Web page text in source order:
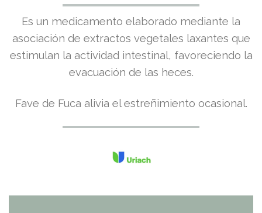
El
precio
original
era:
9,91€.
El
precio
actual
es:
8,08€.
Es un medicamento elaborado mediante la
asociación de extractos vegetales laxantes que
estimulan la actividad intestinal, favoreciendo la
evacuación de las heces.
Fave de Fuca alivia el estreñimiento ocasional.